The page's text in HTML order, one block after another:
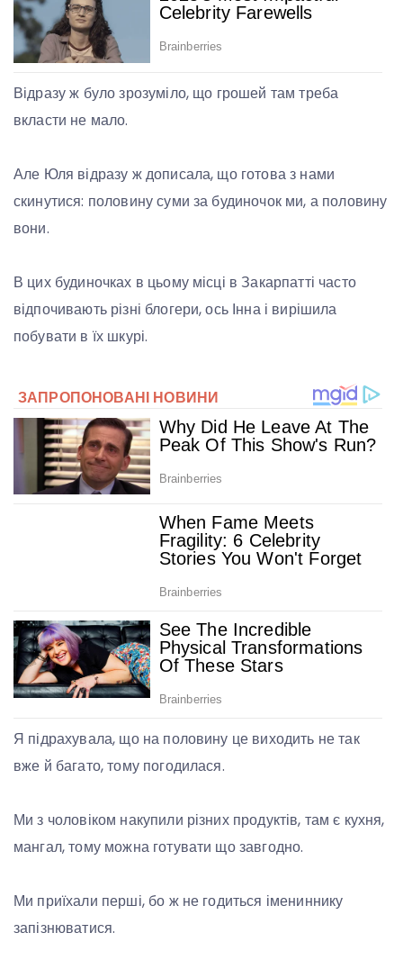
Відразу ж було зрозуміло, що грошей там треба
вкласти не мало.
Але Юля відразу ж дописала, що готова з нами
скинутися: половину суми за будиночок ми, а половину
вони.
В цих будиночках в цьому місці в Закарпатті часто
відпочивають різні блогери, ось Інна і вирішила
побувати в їх шкурі.
Я підрахувала, що на половину це виходить не так
вже й багато, тому погодилася.
Ми з чоловіком накупили різних продуктів, там є кухня,
мангал, тому можна готувати що завгодно.
Ми приїхали перші, бо ж не годиться імениннику
запізнюватися.